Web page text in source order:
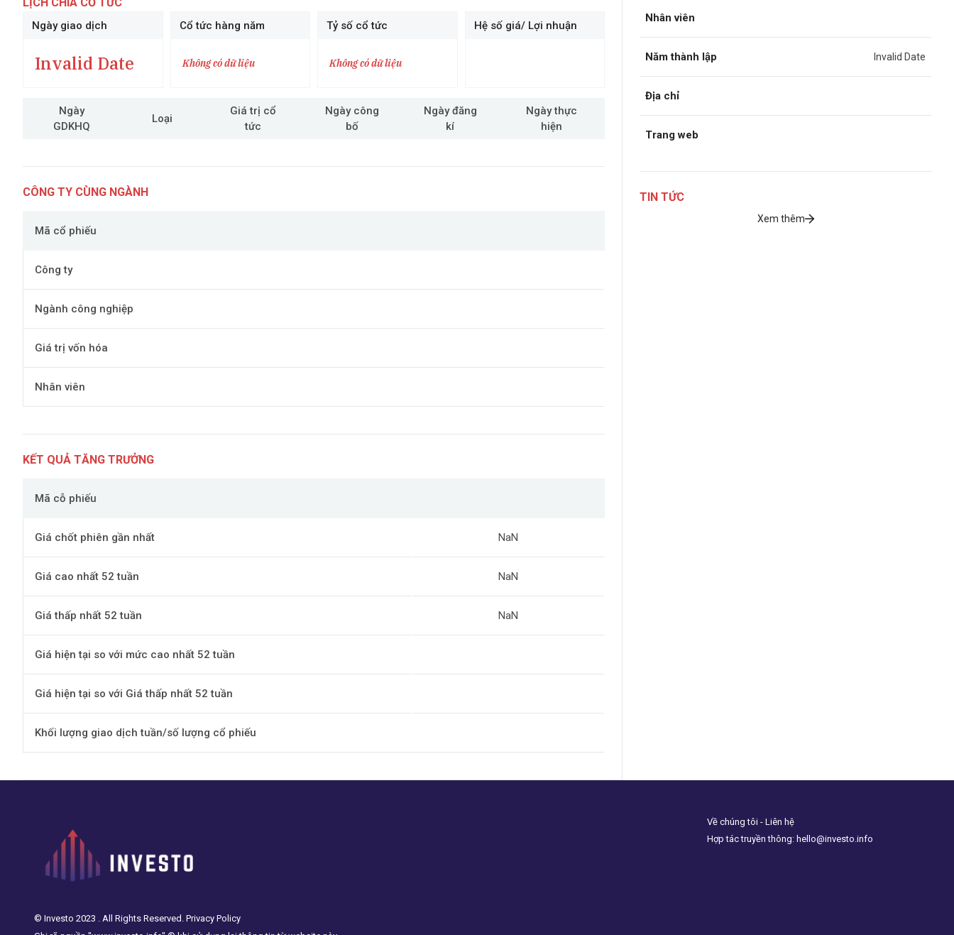
Ngày giao dịch
Invalid Date
Cổ tức hàng năm
Không có dữ liệu
Tỷ số cổ tức
Không có dữ liệu
Hệ số giá/ Lợi nhuận
Ngày
GDKHQ
Loại
Giá trị cổ
tức
Ngày công
bố
Ngày đăng
kí
Ngày thực
hiện
CÔNG TY CÙNG NGÀNH
Mã cổ phiếu
Công ty
Ngành công nghiệp
Giá trị vốn hóa
Nhân viên
KẾT QUẢ TĂNG TRƯỞNG
Mã cỗ phiếu
Giá chốt phiên gần nhất NaN
Giá cao nhất 52 tuần NaN
Giá thấp nhất 52 tuần NaN
Giá hiện tại so với mức cao nhất 52 tuần
Giá hiện tại so với Giá thấp nhất 52 tuần
Khối lượng giao dịch tuần/số lượng cổ phiếu
Nhân viên
Năm thành lập Invalid Date
Địa chỉ
Trang web
TIN TỨC
Xem thêm
© Investo 2023 . All Rights Reserved. Privacy Policy
Về chúng tôi - Liên hệ
Hợp tác truyền thông: hello@investo.info